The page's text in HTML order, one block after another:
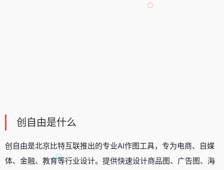
创自由是什么
创自由是北京比特互联推出的专业AI作图工具，专为电商、自媒
体、金融、教育等行业设计。提供快速设计商品图、广告图、海